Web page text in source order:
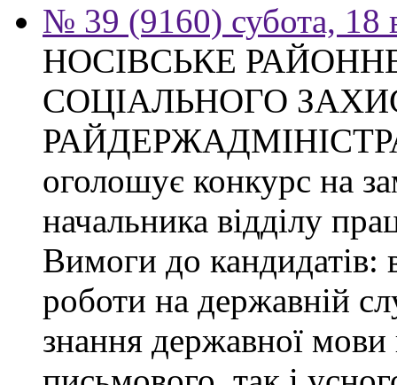
№ 39 (9160) субота, 18
НОСІВСЬКЕ
СОЦІАЛЬНОГО
оголошує конкурс на
начальника відділу
Вимоги до
роботи на державній
знання державної мови